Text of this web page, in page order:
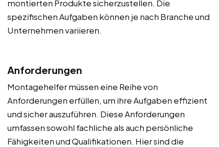
montierten Produkte sicherzustellen. Die
spezifischen Aufgaben können je nach Branche und
Unternehmen variieren.
Anforderungen
Montagehelfer müssen eine Reihe von
Anforderungen erfüllen, um ihre Aufgaben effizient
und sicher auszuführen. Diese Anforderungen
umfassen sowohl fachliche als auch persönliche
Fähigkeiten und Qualifikationen. Hier sind die